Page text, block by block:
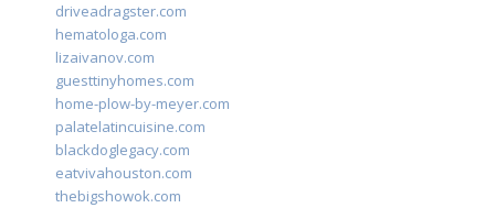
driveadragster.com
hematologa.com
lizaivanov.com
guesttinyhomes.com
home-plow-by-meyer.com
palatelatincuisine.com
blackdoglegacy.com
eatvivahouston.com
thebigshowok.com